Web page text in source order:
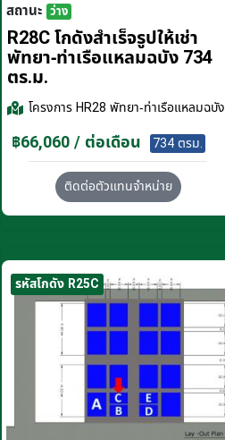
สถานะ ว่าง
R28C โกดังสำเร็จรูปให้เช่า
พัทยา-ท่าเรือแหลมฉบัง 734
ตร.ม.
โครงการHR28 พัทยา-ท่าเรือแหลมฉบัง
฿66,060 / ต่อเดือน 734 ตรม.
ติดต่อตัวแทนจำหน่าย
รหัสโกดัง R25C